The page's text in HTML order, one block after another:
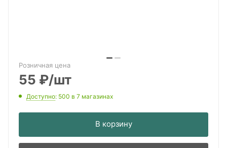
Розничная цена
55 ₽/шт
Доступно: 500 в 7 магазинах
В корзину